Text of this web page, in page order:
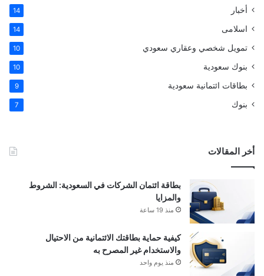
أخبار 14
اسلامى 14
تمويل شخصي وعقاري سعودي 10
بنوك سعودية 10
بطاقات ائتمانية سعودية 9
بنوك 7
أخر المقالات
بطاقة ائتمان الشركات في السعودية: الشروط
والمزايا
منذ 19 ساعة
كيفية حماية بطاقتك الائتمانية من الاحتيال
والاستخدام غير المصرح به
منذ يوم واحد